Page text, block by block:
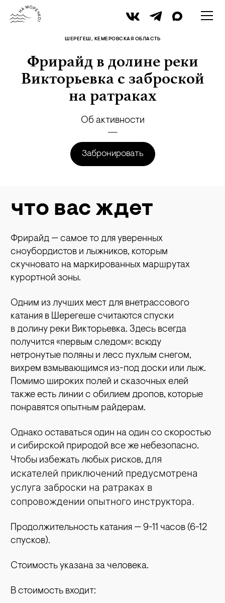
ШЕРЕГЕШ, КЕМЕРОВСКАЯ ОБЛАСТЬ
Фрирайд в долине реки
Викторьевка с заброской
на ратраках
Об активности
Забронировать
что вас ждет
Фрирайд — самое то для уверенных
сноубордистов и лыжников, которым
скучновато на маркированных маршрутах
курортной зоны.
Одним из лучших мест для внетрассового
катания в Шерегеше считаются спуски
в долину реки Викторьевка. Здесь всегда
получится «первым следом»: всюду
нетронутые поляны и лесс пухлым снегом,
вихрем взмывающимся из-под доски или лыж.
Помимо широких полей и сказочных елей
также есть линии с обилием дропов, которые
понравятся опытным райдерам.
Однако оставаться один на один со скоростью
и сибирской природой все же небезопасно.
Чтобы избежать любых рисков, для
искателей приключений предусмотрена
услуга заброски на ратраках в
сопровождении опытного инструктора.
Продолжительность катания — 9-11 часов (6-12
спусков).
Стоимость указана за человека.
В стоимость входит: